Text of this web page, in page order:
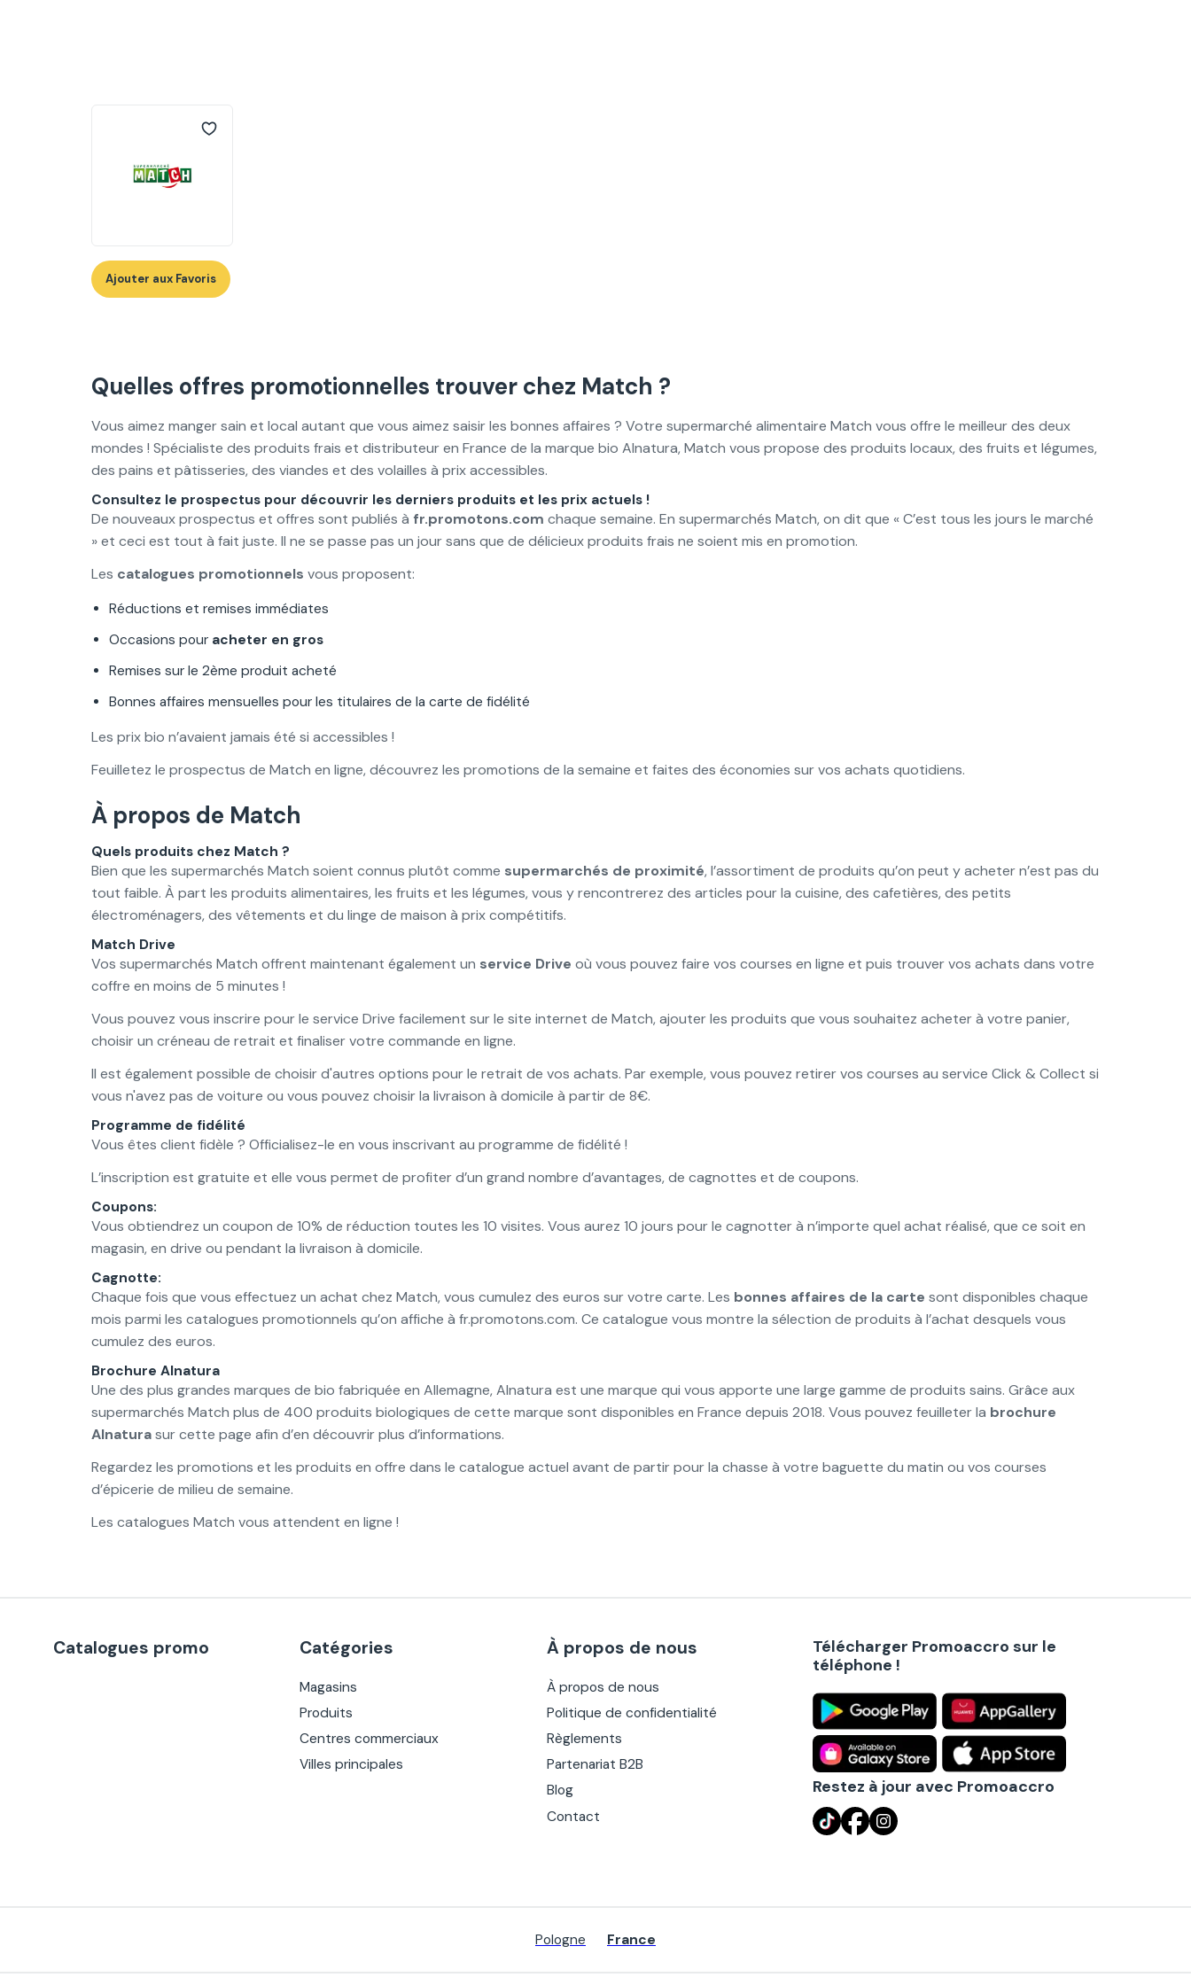
Ajouter aux Favoris
Quelles offres promotionnelles trouver chez Match ?
Vous aimez manger sain et local autant que vous aimez saisir les bonnes affaires ? Votre supermarché alimentaire Match vous offre le meilleur des deux
mondes ! Spécialiste des produits frais et distributeur en France de la marque bio Alnatura, Match vous propose des produits locaux, des fruits et légumes,
des pains et pâtisseries, des viandes et des volailles à prix accessibles.
Consultez le prospectus pour découvrir les derniers produits et les prix actuels !
De nouveaux prospectus et offres sont publiés à fr.promotons.com chaque semaine. En supermarchés Match, on dit que « C’est tous les jours le marché
» et ceci est tout à fait juste. Il ne se passe pas un jour sans que de délicieux produits frais ne soient mis en promotion.
Les catalogues promotionnels vous proposent:
Réductions et remises immédiates
Occasions pour acheter en gros
Remises sur le 2ème produit acheté
Bonnes affaires mensuelles pour les titulaires de la carte de fidélité
Les prix bio n’avaient jamais été si accessibles !
Feuilletez le prospectus de Match en ligne, découvrez les promotions de la semaine et faites des économies sur vos achats quotidiens.
À propos de Match
Quels produits chez Match ?
Bien que les supermarchés Match soient connus plutôt comme supermarchés de proximité, l’assortiment de produits qu’on peut y acheter n’est pas du
tout faible. À part les produits alimentaires, les fruits et les légumes, vous y rencontrerez des articles pour la cuisine, des cafetières, des petits
électroménagers, des vêtements et du linge de maison à prix compétitifs.
Match Drive
Vos supermarchés Match offrent maintenant également un service Drive où vous pouvez faire vos courses en ligne et puis trouver vos achats dans votre
coffre en moins de 5 minutes !
Vous pouvez vous inscrire pour le service Drive facilement sur le site internet de Match, ajouter les produits que vous souhaitez acheter à votre panier,
choisir un créneau de retrait et finaliser votre commande en ligne.
Il est également possible de choisir d'autres options pour le retrait de vos achats. Par exemple, vous pouvez retirer vos courses au service Click & Collect si
vous n'avez pas de voiture ou vous pouvez choisir la livraison à domicile à partir de 8€.
Programme de fidélité
Vous êtes client fidèle ? Officialisez-le en vous inscrivant au programme de fidélité !
L’inscription est gratuite et elle vous permet de profiter d’un grand nombre d’avantages, de cagnottes et de coupons.
Coupons:
Vous obtiendrez un coupon de 10% de réduction toutes les 10 visites. Vous aurez 10 jours pour le cagnotter à n’importe quel achat réalisé, que ce soit en
magasin, en drive ou pendant la livraison à domicile.
Cagnotte:
Chaque fois que vous effectuez un achat chez Match, vous cumulez des euros sur votre carte. Les bonnes affaires de la carte sont disponibles chaque
mois parmi les catalogues promotionnels qu’on affiche à fr.promotons.com. Ce catalogue vous montre la sélection de produits à l’achat desquels vous
cumulez des euros.
Brochure Alnatura
Une des plus grandes marques de bio fabriquée en Allemagne, Alnatura est une marque qui vous apporte une large gamme de produits sains. Grâce aux
supermarchés Match plus de 400 produits biologiques de cette marque sont disponibles en France depuis 2018. Vous pouvez feuilleter la brochure
Alnaturasur cette page afin d’en découvrir plus d’informations.
Regardez les promotions et les produits en offre dans le catalogue actuel avant de partir pour la chasse à votre baguette du matin ou vos courses
d’épicerie de milieu de semaine.
Les catalogues Match vous attendent en ligne !
Catalogues promo Catégories
Magasins
Produits
Centres commerciaux
Villes principales
À propos de nous
À propos de nous
Politique de confidentialité
Règlements
Partenariat B2B
Blog
Contact
Télécharger Promoaccro sur le
téléphone !
Restez à jour avec Promoaccro
Pologne France